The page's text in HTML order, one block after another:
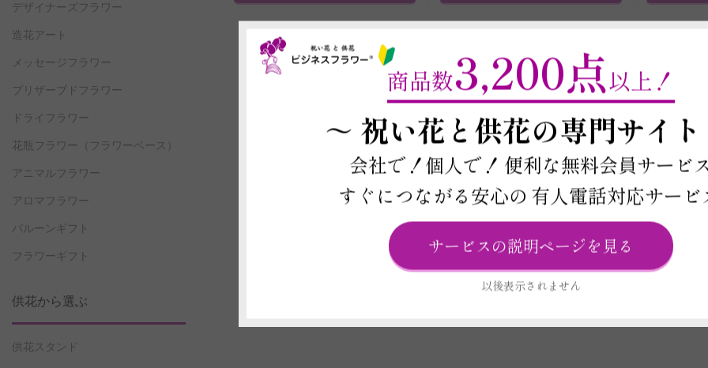
デザイナーズフラワー
造花アート
メッセージフラワー
プリザーブドフラワー
ドライフラワー
花瓶フラワー （フラワーベース）
アニマルフラワー
アロマフラワー
バルーンギフト
フラワーギフト
供花から選ぶ
供花スタンド
商品数3,200点以上！
～ 祝い花と供花の専門サイ
会社で！個人で！ 便利な無料会員サービ
すぐにつながる安心の 有人電話対応サービ
サービスの説明ページを見る
以後表示されません